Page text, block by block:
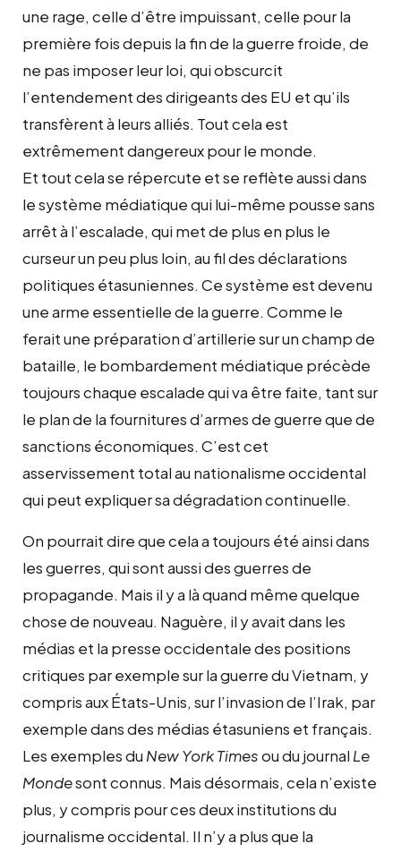
une rage, celle d’être impuissant, celle pour la
première fois depuis la fin de la guerre froide, de
ne pas imposer leur loi, qui obscurcit
l’entendement des dirigeants des EU et qu’ils
transfèrent à leurs alliés. Tout cela est
extrêmement dangereux pour le monde.
Et tout cela se répercute et se reflète aussi dans
le système médiatique qui lui-même pousse sans
arrêt à l’escalade, qui met de plus en plus le
curseur un peu plus loin, au fil des déclarations
politiques étasuniennes. Ce système est devenu
une arme essentielle de la guerre. Comme le
ferait une préparation d’artillerie sur un champ de
bataille, le bombardement médiatique précède
toujours chaque escalade qui va être faite, tant sur
le plan de la fournitures d’armes de guerre que de
sanctions économiques. C’est cet
asservissement total au nationalisme occidental
qui peut expliquer sa dégradation continuelle.
On pourrait dire que cela a toujours été ainsi dans
les guerres, qui sont aussi des guerres de
propagande. Mais il y a là quand même quelque
chose de nouveau. Naguère, il y avait dans les
médias et la presse occidentale des positions
critiques par exemple sur la guerre du Vietnam, y
compris aux États-Unis, sur l’invasion de l’Irak, par
exemple dans des médias étasuniens et français.
Les exemples du New York Timesou du journal Le
Mondesont connus. Mais désormais, cela n’existe
plus, y compris pour ces deux institutions du
journalisme occidental. Il n’y a plus que la